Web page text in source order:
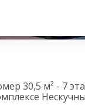
страницу